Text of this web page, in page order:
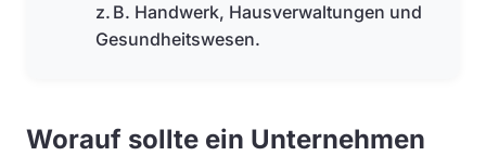
z. B. Handwerk, Hausverwaltungen und
Gesundheitswesen.
Worauf sollte ein Unternehmen